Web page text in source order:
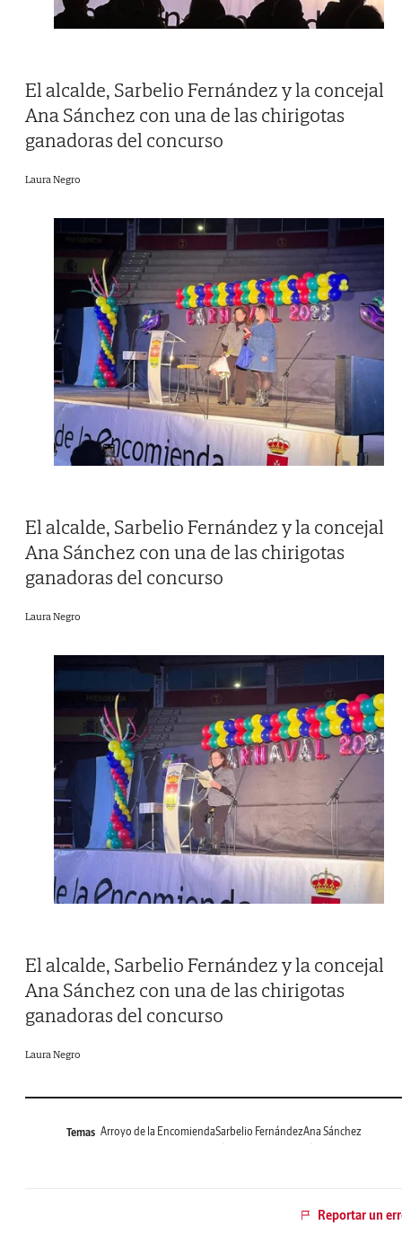
El alcalde, Sarbelio Fernández y la concejal
Ana Sánchez con una de las chirigotas
ganadoras del concurso
Laura Negro
El alcalde, Sarbelio Fernández y la concejal
Ana Sánchez con una de las chirigotas
ganadoras del concurso
Laura Negro
El alcalde, Sarbelio Fernández y la concejal
Ana Sánchez con una de las chirigotas
ganadoras del concurso
Laura Negro
Temas Arroyo de la EncomiendaSarbelio FernándezAna Sánchez
Reportar un